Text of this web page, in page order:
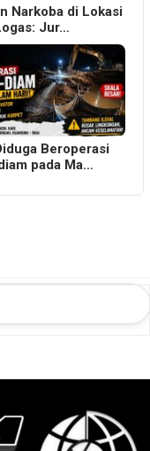
Narkoba di Lokasi
Jur…
Beroperasi
pada Ma…